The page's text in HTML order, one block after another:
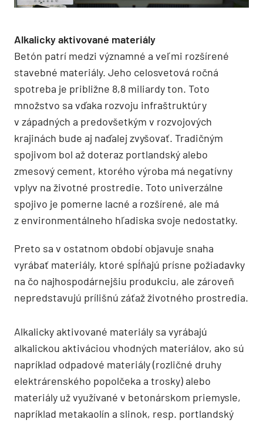
Alkalicky aktivované materiály
Betón patrí medzi významné a veľmi rozšírené
stavebné materiály. Jeho celosvetová ročná
spotreba je približne 8,8 miliardy ton. Toto
množstvo sa vďaka rozvoju infraštruktúry
v západných a predovšetkým v rozvojových
krajinách bude aj naďalej zvyšovať. Tradičným
spojivom bol až doteraz portlandský alebo
zmesový cement, ktorého výroba má negatívny
vplyv na životné prostredie. Toto univerzálne
spojivo je pomerne lacné a rozšírené, ale má
z environmentálneho hľadiska svoje nedostatky.
Preto sa v ostatnom období objavuje snaha
vyrábať materiály, ktoré spĺňajú prísne požiadavky
na čo najhospodárnejšiu produkciu, ale zároveň
nepredstavujú prílišnú záťaž životného prostredia.
Alkalicky aktivované materiály sa vyrábajú
alkalickou aktiváciou vhodných materiálov, ako sú
napríklad odpadové materiály (rozličné druhy
elektrárenského popolčeka a trosky) alebo
materiály už využívané v betonárskom priemysle,
napríklad metakaolín a slinok, resp. portlandský